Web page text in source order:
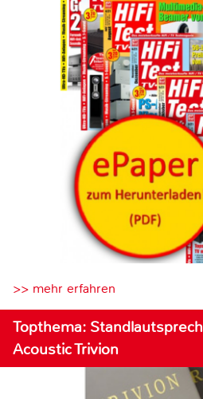
>> mehr erfahren
Topthema:
Acoustic Trivion